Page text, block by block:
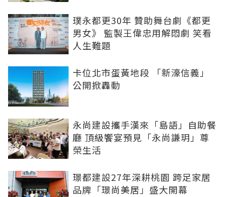
璞永都更30年 贊助舞台劇《都更
男女》 監製王偉忠用解悶劇 笑看
人生難題
卡位北市蛋黃地段 「新濠信義」
公開掀轟動
永尚建設攜手漢來「島語」自助餐
廳 頂級饗宴預見「永尚謙玥」尊
榮生活
璟都建設27年深耕桃園 跨足家居
品牌「璟尚美居」盛大開幕